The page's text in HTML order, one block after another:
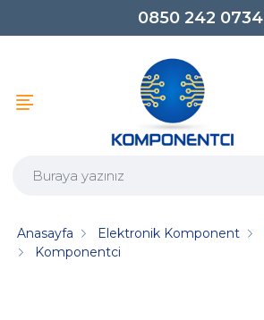
0850 242 0734
Anasayfa Elektronik Komponent
Komponentci